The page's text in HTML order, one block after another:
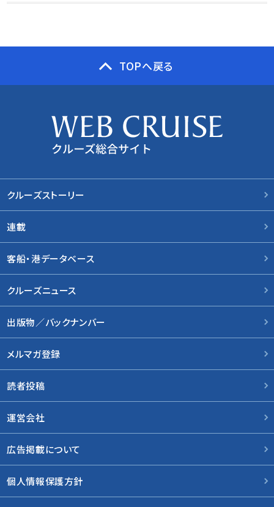
TOPへ戻る
クルーズストーリー
連載
客船・港データベース
クルーズニュース
出版物／バックナンバー
メルマガ登録
読者投稿
運営会社
広告掲載について
個人情報保護方針